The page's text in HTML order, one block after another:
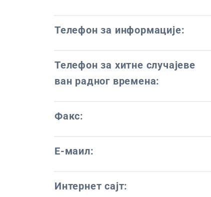
Телефон за информације:
Телефон за хитне случајеве
ван радног времена:
Факс:
Е-маил:
Интернет сајт: